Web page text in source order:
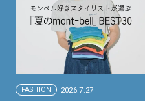
FASHION 2026.7.27